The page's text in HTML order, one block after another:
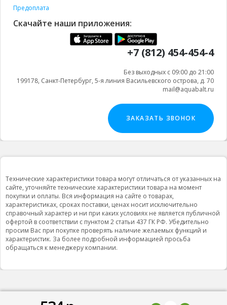
Предоплата
Скачайте наши приложения:
+7 (812) 454-454-4
Без выходных с 09:00 до 21:00
199178, Санкт-Петербург, 5-я линия Васильевского острова, д. 70
mail@aquabalt.ru
ЗАКАЗАТЬ ЗВОНОК
Технические характеристики товара могут отличаться от указанных на
сайте, уточняйте технические характеристики товара на момент
покупки и оплаты. Вся информация на сайте о товарах,
характеристиках, сроках поставки, ценах носит исключительно
справочный характер и ни при каких условиях не является публичной
офертой в соответствии с пунктом 2 статьи 437 ГК РФ. Убедительно
просим Вас при покупке проверять наличие желаемых функций и
характеристик. За более подробной информацией просьба
обращаться к менеджеру компании.